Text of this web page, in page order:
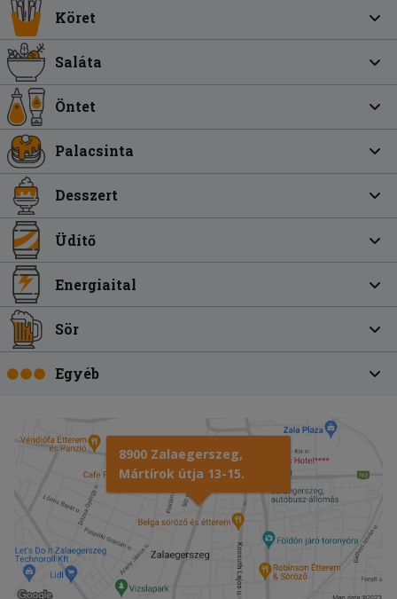
Köret
Saláta
Öntet
Palacsinta
Desszert
Üdítő
Energiaital
Sör
Egyéb
8900 Zalaegerszeg,
Mártírok útja 13-15.